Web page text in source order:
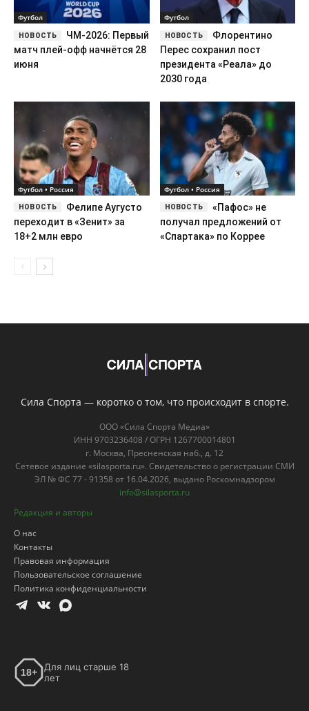
Футбол
ЧМ-2026: Первый
матч плей-офф начнётся 28
июня
Футбол
Флорентино
Перес сохранил пост
президента «Реала» до
2030 года
Футбол • Россия
Фелипе Аугусто
переходит в «Зенит» за
18+2 млн евро
Футбол • Россия
«Пафос» не
получал предложений от
«Спартака» по Коррее
Сила Спорта — коротко о том, что происходит в спорте.
ООО «Сила Спорта Медиа»
ИНН 9703236408 / ОГРН 1267700014801
г. Москва, Пресненская наб., д. 12
Сетевое издание «silasporta.ru». Свидетельство о регистрации СМИ
ЭЛ № ФС 77 - 91358 от 16.04.2026, выдано Роскомнадзором
info@silasporta.ru
Редакция и авторы
О нас
Контакты
Правовая информация
Пользовательское соглашение
Политика конфиденциальности
18+
Для лиц старше 18
лет